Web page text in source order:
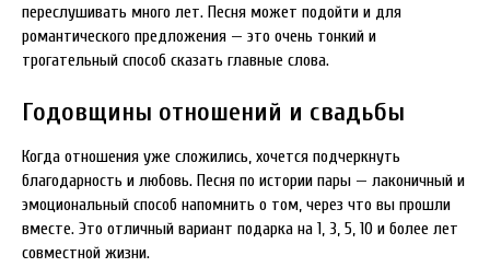
переслушивать много лет. Песня может подойти и для
романтического предложения — это очень тонкий и
трогательный способ сказать главные слова.
Годовщины отношений и свадьбы
Когда отношения уже сложились, хочется подчеркнуть
благодарность и любовь. Песня по истории пары — лаконичный и
эмоциональный способ напомнить о том, через что вы прошли
вместе. Это отличный вариант подарка на 1, 3, 5, 10 и более лет
совместной жизни.